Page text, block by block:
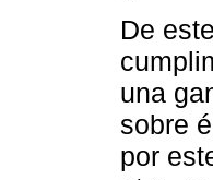
De
una
sobre
por